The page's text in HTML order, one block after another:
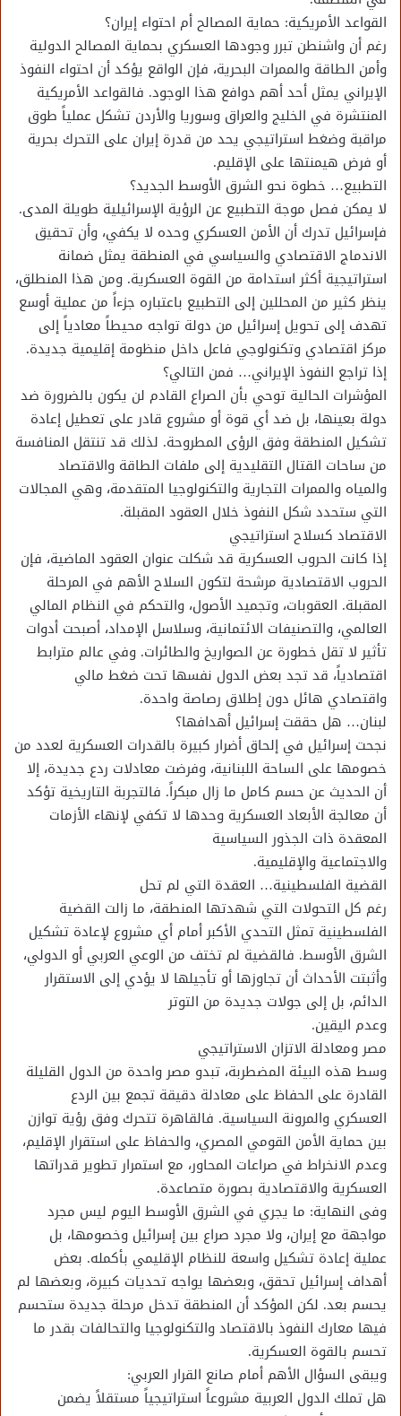
القواعد الأمريكية: حماية المصالح أم احتواء إيران؟
رغم أن واشنطن تبرر وجودها العسكري بحماية المصالح الدولية
وأمن الطاقة والممرات البحرية، فإن الواقع يؤكد أن احتواء النفوذ
الإيراني يمثل أحد أهم دوافع هذا الوجود. فالقواعد الأمريكية
المنتشرة في الخليج والعراق وسوريا والأردن تشكل عملياً طوق
مراقبة وضغط استراتيجي يحد من قدرة إيران على التحرك بحرية
أو فرض هيمنتها على الإقليم.
التطبيع… خطوة نحو الشرق الأوسط الجديد؟
لا يمكن فصل موجة التطبيع عن الرؤية الإسرائيلية طويلة المدى.
فإسرائيل تدرك أن الأمن العسكري وحده لا يكفي، وأن تحقيق
الاندماج الاقتصادي والسياسي في المنطقة يمثل ضمانة
استراتيجية أكثر استدامة من القوة العسكرية. ومن هذا المنطلق،
ينظر كثير من المحللين إلى التطبيع باعتباره جزءاً من عملية أوسع
تهدف إلى تحويل إسرائيل من دولة تواجه محيطاً معادياً إلى
مركز اقتصادي وتكنولوجي فاعل داخل منظومة إقليمية جديدة.
إذا تراجع النفوذ الإيراني… فمن التالي؟
المؤشرات الحالية توحي بأن الصراع القادم لن يكون بالضرورة ضد
دولة بعينها، بل ضد أي قوة أو مشروع قادر على تعطيل إعادة
تشكيل المنطقة وفق الرؤى المطروحة. لذلك قد تنتقل المنافسة
من ساحات القتال التقليدية إلى ملفات الطاقة والاقتصاد
والمياه والممرات التجارية والتكنولوجيا المتقدمة، وهي المجالات
التي ستحدد شكل النفوذ خلال العقود المقبلة.
الاقتصاد كسلاح استراتيجي
إذا كانت الحروب العسكرية قد شكلت عنوان العقود الماضية، فإن
الحروب الاقتصادية مرشحة لتكون السلاح الأهم في المرحلة
المقبلة. العقوبات، وتجميد الأصول، والتحكم في النظام المالي
العالمي، والتصنيفات الائتمانية، وسلاسل الإمداد، أصبحت أدوات
تأثير لا تقل خطورة عن الصواريخ والطائرات. وفي عالم مترابط
اقتصادياً، قد تجد بعض الدول نفسها تحت ضغط مالي
واقتصادي هائل دون إطلاق رصاصة واحدة.
لبنان… هل حققت إسرائيل أهدافها؟
نجحت إسرائيل في إلحاق أضرار كبيرة بالقدرات العسكرية لعدد من
خصومها على الساحة اللبنانية، وفرضت معادلات ردع جديدة، إلا
أن الحديث عن حسم كامل ما زال مبكراً. فالتجربة التاريخية تؤكد
أن معالجة الأبعاد العسكرية وحدها لا تكفي لإنهاء الأزمات
المعقدة ذات الجذور السياسية
والاجتماعية والإقليمية.
القضية الفلسطينية… العقدة التي لم تحل
رغم كل التحولات التي شهدتها المنطقة، ما زالت القضية
الفلسطينية تمثل التحدي الأكبر أمام أي مشروع لإعادة تشكيل
الشرق الأوسط. فالقضية لم تختف من الوعي العربي أو الدولي،
وأثبتت الأحداث أن تجاوزها أو تأجيلها لا يؤدي إلى الاستقرار
الدائم، بل إلى جولات جديدة من التوتر
وعدم اليقين.
مصر ومعادلة الاتزان الاستراتيجي
وسط هذه البيئة المضطربة، تبدو مصر واحدة من الدول القليلة
القادرة على الحفاظ على معادلة دقيقة تجمع بين الردع
العسكري والمرونة السياسية. فالقاهرة تتحرك وفق رؤية توازن
بين حماية الأمن القومي المصري، والحفاظ على استقرار الإقليم،
وعدم الانخراط في صراعات المحاور، مع استمرار تطوير قدراتها
العسكرية والاقتصادية بصورة متصاعدة.
وفى النهاية: ما يجري في الشرق الأوسط اليوم ليس مجرد
مواجهة مع إيران، ولا مجرد صراع بين إسرائيل وخصومها، بل
عملية إعادة تشكيل واسعة للنظام الإقليمي بأكمله. بعض
أهداف إسرائيل تحقق، وبعضها يواجه تحديات كبيرة، وبعضها لم
يحسم بعد. لكن المؤكد أن المنطقة تدخل مرحلة جديدة ستحسم
فيها معارك النفوذ بالاقتصاد والتكنولوجيا والتحالفات بقدر ما
تحسم بالقوة العسكرية.
ويبقى السؤال الأهم أمام صانع القرار العربي:
هل تملك الدول العربية مشروعاً استراتيجياً مستقلاً يضمن